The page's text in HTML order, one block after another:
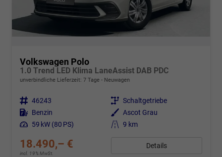
Volkswagen Polo
1.0 Trend LED Klima LaneAssist DAB PDC
unverbindliche Lieferzeit: 7 Tage Neuwagen
Fahrzeugnr. 46243 Getriebe Schaltgetriebe
Kraftstoff Benzin Außenfarbe Ascot Grau
Leistung 59 kW (80 PS) Kilometerstand 9 km
18.490,– €
incl. 19% MwSt.
Details